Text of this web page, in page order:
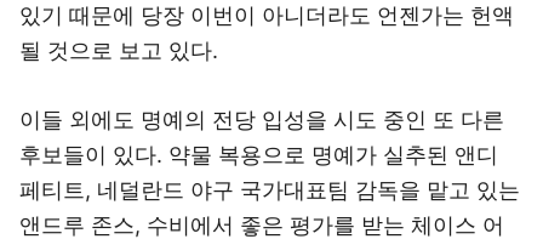
있기 때문에 당장 이번이 아니더라도 언젠가는 헌액
될 것으로 보고 있다.
이들 외에도 명예의 전당 입성을 시도 중인 또 다른
후보들이 있다. 약물 복용으로 명예가 실추된 앤디
페티트, 네덜란드 야구 국가대표팀 감독을 맡고 있는
앤드루 존스, 수비에서 좋은 평가를 받는 체이스 어